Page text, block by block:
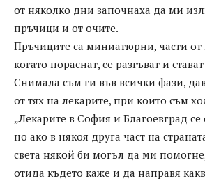
от няколко дни започнаха да ми
пръчици и от очите.
Пръчиците са миниатюрни, части
когато пораснат, се разгъват и
Снимала съм ги във всички фази,
от тях на лекарите, при които съм
„Лекарите в София и Благоевград се
но ако в някоя друга част на
света някой би могъл да ми
отида където каже и да направя